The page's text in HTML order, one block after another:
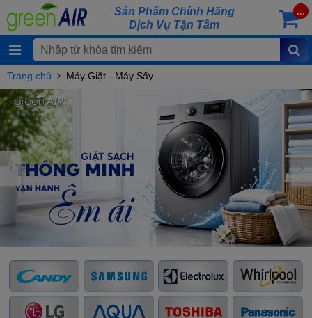
Sản Phẩm Chính Hãng
Dịch Vụ Tận Tâm
...
Trang chủ Máy Giặt - Máy Sấy